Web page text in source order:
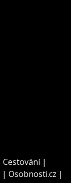
Cestování|
| Osobnosti.cz |